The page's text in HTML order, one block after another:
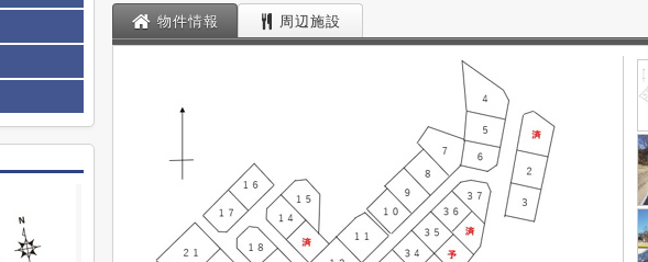
物件情報 周辺施設